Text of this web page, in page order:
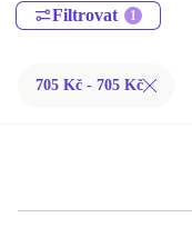
Filtrovat
705 Kč - 705 Kč